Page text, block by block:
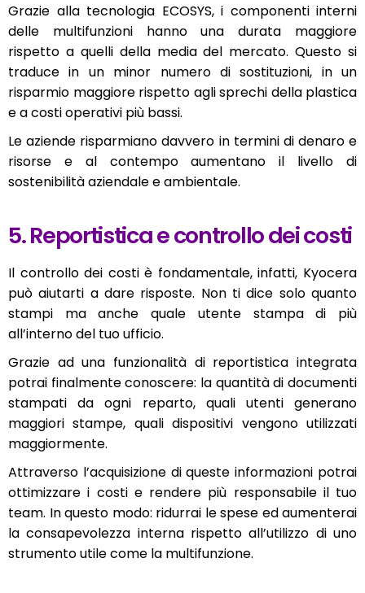
Grazie alla tecnologia ECOSYS, i componenti interni
delle multifunzioni hanno una durata maggiore
rispetto a quelli della media del mercato. Questo si
traduce in un minor numero di sostituzioni, in un
risparmio maggiore rispetto agli sprechi della plastica
e a costi operativi più bassi.
Le aziende risparmiano davvero in termini di denaro e
risorse e al contempo aumentano il livello di
sostenibilità aziendale e ambientale.
5. Reportistica e controllo dei costi
Il controllo dei costi è fondamentale, infatti, Kyocera
può aiutarti a dare risposte. Non ti dice solo quanto
stampi ma anche quale utente stampa di più
all’interno del tuo ufficio.
Grazie ad una funzionalità di reportistica integrata
potrai finalmente conoscere: la quantità di documenti
stampati da ogni reparto, quali utenti generano
maggiori stampe, quali dispositivi vengono utilizzati
maggiormente.
Attraverso l’acquisizione di queste informazioni potrai
ottimizzare i costi e rendere più responsabile il tuo
team. In questo modo: ridurrai le spese ed aumenterai
la consapevolezza interna rispetto all’utilizzo di uno
strumento utile come la multifunzione.